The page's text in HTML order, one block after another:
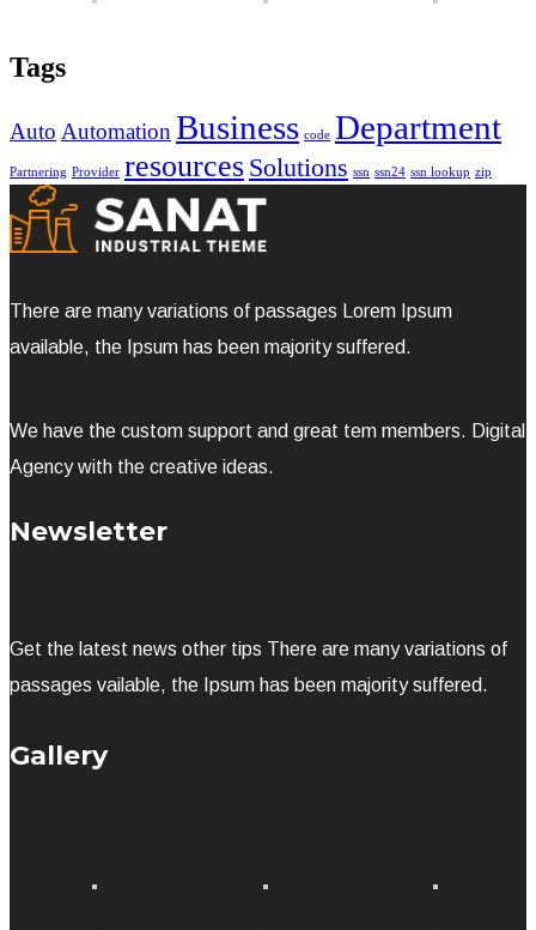
Tags
Auto Automation Business code Department
Partnering Provider resources Solutions ssn ssn24 ssn lookup zip
There are many variations of passages Lorem Ipsum
available, the Ipsum has been majority suffered.
We have the custom support and great tem members. Digital
Agency with the creative ideas.
Newsletter
Get the latest news other tips There are many variations of
passages vailable, the Ipsum has been majority suffered.
Gallery